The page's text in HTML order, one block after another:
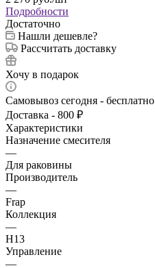
Подробности
Достаточно
Нашли дешевле?
Рассчитать доставку
Хочу в подарок
Самовывоз сегодня - бесплатно
Доставка - 800 ₽
Характеристики
Назначение смесителя
—
Для раковины
Производитель
—
Frap
Коллекция
—
H13
Управление
—